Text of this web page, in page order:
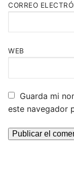
CORREO
WEB
Guarda mi
este navegador